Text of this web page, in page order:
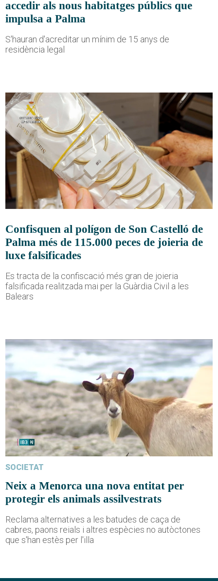
accedir als nous habitatges públics que
impulsa a Palma
S'hauran d'acreditar un mínim de 15 anys de
residència legal
Confisquen al polígon de Son Castelló de
Palma més de 115.000 peces de joieria de
luxe falsificades
Es tracta de la confiscació més gran de joieria
falsificada realitzada mai per la Guàrdia Civil a les
Balears
SOCIETAT
Neix a Menorca una nova entitat per
protegir els animals assilvestrats
Reclama alternatives a les batudes de caça de
cabres, paons reials i altres espècies no autòctones
que s'han estès per l'illa